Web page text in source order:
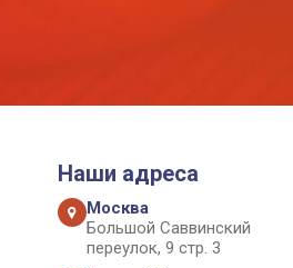
Наши адреса
Москва
Большой Саввинский
переулок, 9 стр. 3